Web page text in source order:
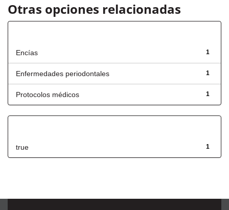
Otras opciones relacionadas
1
Encías
1
Enfermedades periodontales
1
Protocolos médicos
1
true